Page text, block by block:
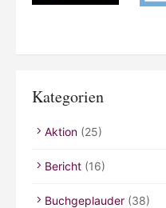
Kategorien
Aktion (25)
Bericht (16)
Buchgeplauder (38)